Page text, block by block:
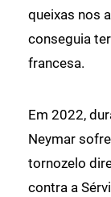
queixas nos
conseguia
francesa.
Em 2022,
Neymar
tornozelo
contra a